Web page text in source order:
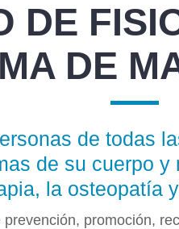
DE
DE
de todas
de su cuerpo
la osteopatía
promoción,